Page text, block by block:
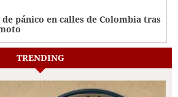
pánico en calles de Colombia tras
TRENDING